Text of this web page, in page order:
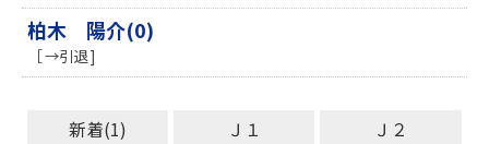
柏木 陽介(0)
［ →引退 ]
新着(1) Ｊ１
Ｊ２